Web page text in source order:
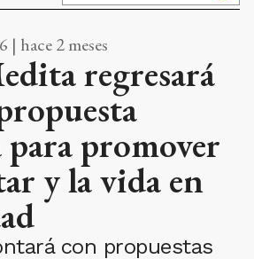
| hace 2 meses
regresará
para promover
y la vida en
con propuestas